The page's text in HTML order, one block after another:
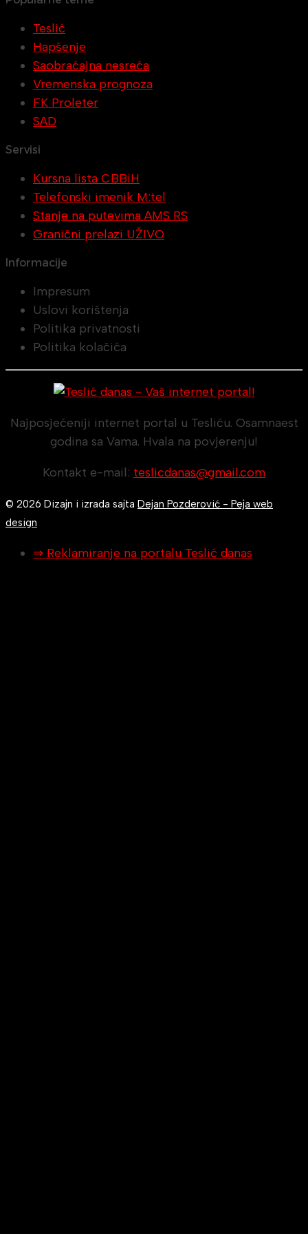
Teslić
Hapšenje
Saobraćajna nesreća
Vremenska prognoza
FK Proleter
SAD
Servisi
Kursna lista CBBiH
Telefonski imenik M:tel
Stanje na putevima AMS RS
Granični prelazi UŽIVO
Informacije
Impresum
Uslovi korištenja
Politika privatnosti
Politika kolačića
Najposjećeniji internet portal u Tesliću. Osamnaest
godina sa Vama. Hvala na povjerenju!
Kontakt e-mail: teslicdanas@gmail.com
© 2026 Dizajn i izrada sajta Dejan Pozderović - Peja web
design
⇒ Reklamiranje na portalu Teslić danas